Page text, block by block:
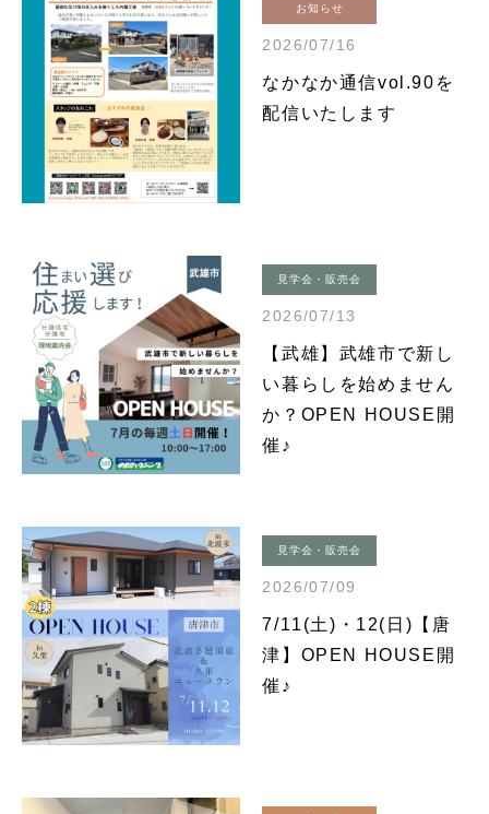
お知らせ
2026/07/16
なかなか通信vol.90を
配信いたします
見学会・販売会
2026/07/13
【武雄】武雄市で新し
い暮らしを始めません
か？OPEN HOUSE開
催♪
見学会・販売会
2026/07/09
7/11(土)・12(日)【唐
津】OPEN HOUSE開
催♪